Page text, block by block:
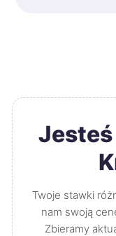
Twoje stawki
nam swoją
Zbieramy